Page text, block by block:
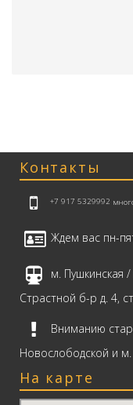
Контакты
+7 917 5329992
Ждем вас пн-
м. Пушкинская
Страстной б-р д. 4,
Вниманию
Новослободской и
На карте